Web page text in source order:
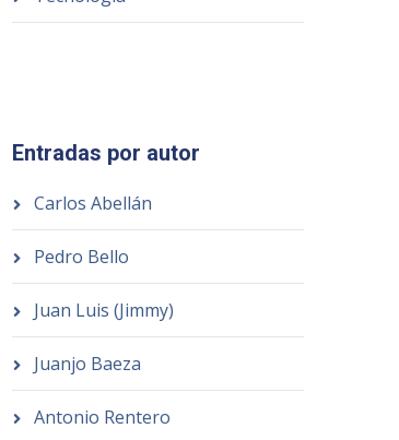
Entradas por autor
Carlos Abellán
Pedro Bello
Juan Luis (Jimmy)
Juanjo Baeza
Antonio Rentero